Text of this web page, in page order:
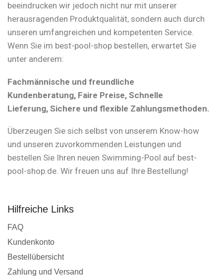
beeindrucken wir jedoch nicht nur mit unserer
herausragenden Produktqualität, sondern auch durch
unseren umfangreichen und kompetenten Service.
Wenn Sie im best-pool-shop bestellen, erwartet Sie
unter anderem:
Fachmännische und freundliche
Kundenberatung, Faire Preise, Schnelle
Lieferung, Sichere und flexible Zahlungsmethoden.
Überzeugen Sie sich selbst von unserem Know-how
und unseren zuvorkommenden Leistungen und
bestellen Sie Ihren neuen Swimming-Pool auf best-
pool-shop.de. Wir freuen uns auf Ihre Bestellung!
Hilfreiche Links
FAQ
Kundenkonto
Bestellübersicht
Zahlung und Versand